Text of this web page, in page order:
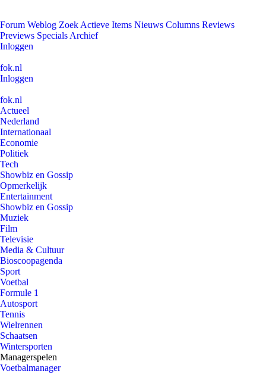
Forum Weblog Zoek Actieve Items Nieuws Columns Reviews
Previews Specials Archief
Inloggen
fok.nl
Inloggen
fok.nl
Actueel
Nederland
Internationaal
Economie
Politiek
Tech
Showbiz en Gossip
Opmerkelijk
Entertainment
Showbiz en Gossip
Muziek
Film
Televisie
Media & Cultuur
Bioscoopagenda
Sport
Voetbal
Formule 1
Autosport
Tennis
Wielrennen
Schaatsen
Wintersporten
Managerspelen
Voetbalmanager